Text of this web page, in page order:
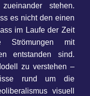
stehen.
es nicht den einen
im Laufe der Zeit
Strömungen mit
entstanden sind.
zu verstehen –
rund um die
visuell